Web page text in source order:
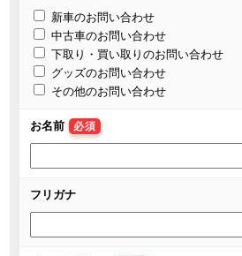
新車のお問い合わせ
中古車のお問い合わせ
下取り・買い取りのお問い合わせ
グッズのお問い合わせ
その他のお問い合わせ
お名前 必須
フリガナ